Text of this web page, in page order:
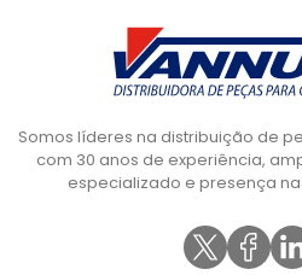
Somos líderes na distribuição de
com 30 anos de experiência,
especializado e presença